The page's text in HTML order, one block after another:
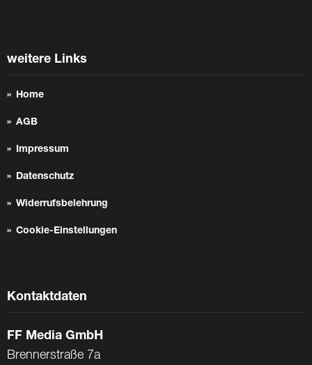
weitere Links
Home
AGB
Impressum
Datenschutz
Widerrufsbelehrung
Cookie-Einstellungen
Kontaktdaten
FF Media GmbH
Brennerstraße 7a